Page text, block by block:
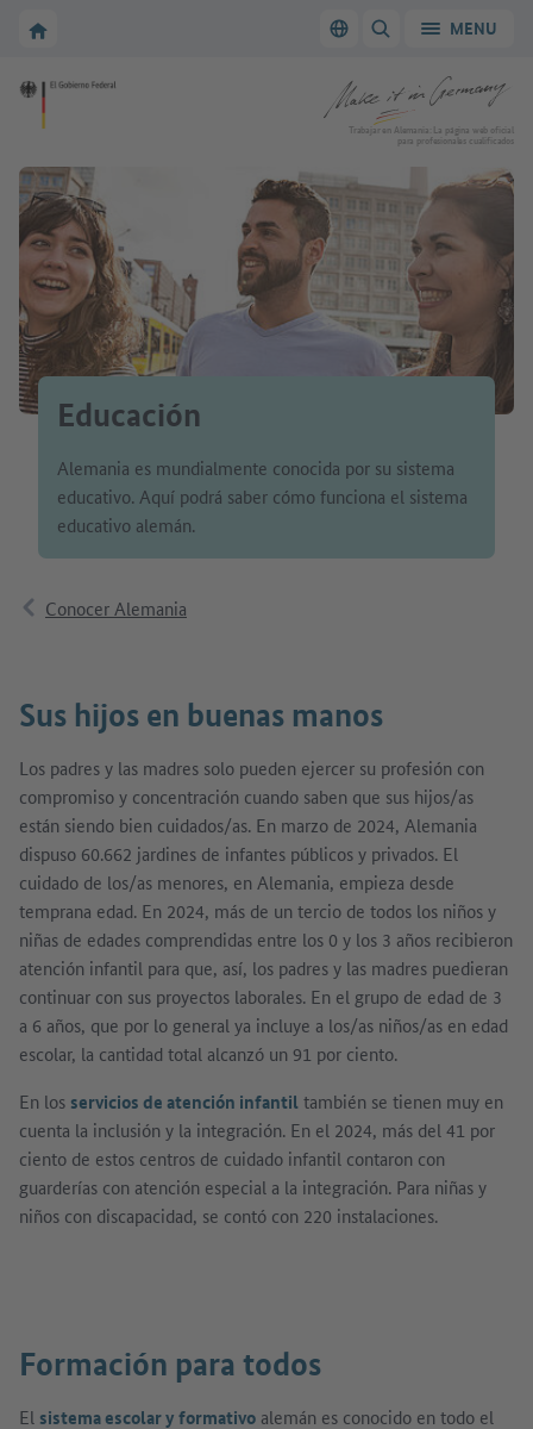
A la página de inicio de Make it in GermanyCambiar el idioma
MOSTRAR/MENU
A la página de inicio de Make it in Germany
Trabajar en Alemania: La página web oficial
para profesionales cualificados
Educación
Alemania es mundialmente conocida por su sistema
educativo. Aquí podrá saber cómo funciona el sistema
educativo alemán.
Conocer Alemania
Sus hijos en buenas manos
Los padres y las madres solo pueden ejercer su profesión con
compromiso y concentración cuando saben que sus hijos/as
están siendo bien cuidados/as. En marzo de 2024, Alemania
dispuso 60.662 jardines de infantes públicos y privados. El
cuidado de los/as menores, en Alemania, empieza desde
temprana edad. En 2024, más de un tercio de todos los niños y
niñas de edades comprendidas entre los 0 y los 3 años recibieron
atención infantil para que, así, los padres y las madres puedieran
continuar con sus proyectos laborales. En el grupo de edad de 3
a 6 años, que por lo general ya incluye a los/as niños/as en edad
escolar, la cantidad total alcanzó un 91 por ciento.
En los servicios de atención infantiltambién se tienen muy en
cuenta la inclusión y la integración. En el 2024, más del 41 por
ciento de estos centros de cuidado infantil contaron con
guarderías con atención especial a la integración. Para niñas y
niños con discapacidad, se contó con 220 instalaciones.
Formación para todos
El sistema escolar y formativo alemán es conocido en todo el